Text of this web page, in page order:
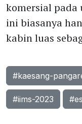
komersial pada
ini biasanya
kabin luas
#kaesang-
#iims-2023